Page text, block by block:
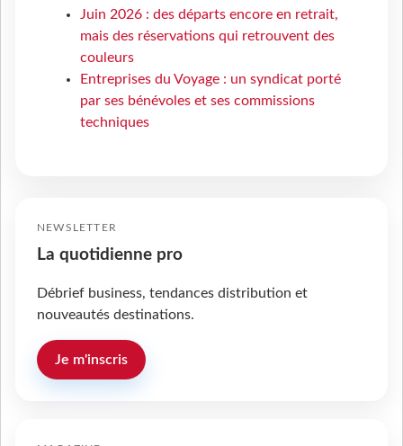
Juin 2026 : des départs encore en retrait,
mais des réservations qui retrouvent des
couleurs
Entreprises du Voyage : un syndicat porté
par ses bénévoles et ses commissions
techniques
NEWSLETTER
La quotidienne pro
Débrief business, tendances distribution et
nouveautés destinations.
Je m'inscris